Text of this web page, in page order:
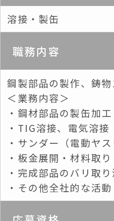
溶接・製缶
職務内容
鋼製部品の製作、鋳
＜業務内容＞
・鋼材部品の製缶加工
・TIG溶接、電気溶接
・サンダー（電動ヤ
・板金展開・材料取り
・完成部品のバリ取
・その他全社的な活動